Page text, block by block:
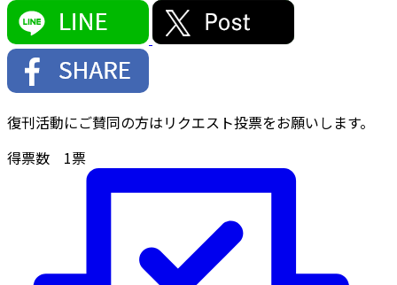
復刊活動にご賛同の方はリクエスト投票をお願いします。
得票数 1票